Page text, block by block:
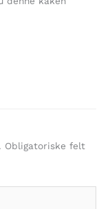
Obligatoriske felt